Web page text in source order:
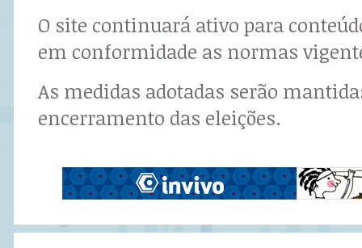
O site continuará ativo para
em conformidade as normas
As medidas adotadas serão
encerramento das eleições.